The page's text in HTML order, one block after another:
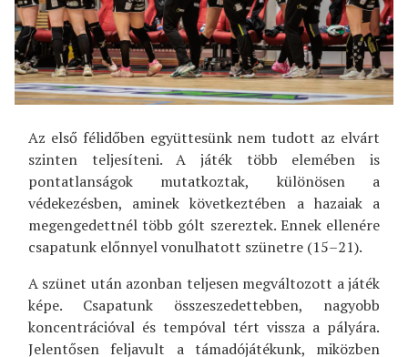
Az első félidőben együttesünk nem tudott az elvárt
szinten teljesíteni. A játék több elemében is
pontatlanságok mutatkoztak, különösen a
védekezésben, aminek következtében a hazaiak a
megengedettnél több gólt szereztek. Ennek ellenére
csapatunk előnnyel vonulhatott szünetre (15–21).
A szünet után azonban teljesen megváltozott a játék
képe. Csapatunk összeszedettebben, nagyobb
koncentrációval és tempóval tért vissza a pályára.
Jelentősen feljavult a támadójátékunk, miközben